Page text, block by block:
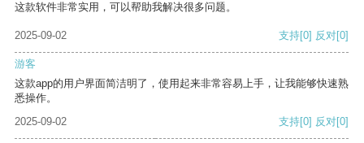
这款软件非常实用，可以帮助我解决很多问题。
2025-09-02 支持[0] 反对[0]
游客
这款app的用户界面简洁明了，使用起来非常容易上手，让我能够快速熟
悉操作。
2025-09-02
支持[0] 反对[0]